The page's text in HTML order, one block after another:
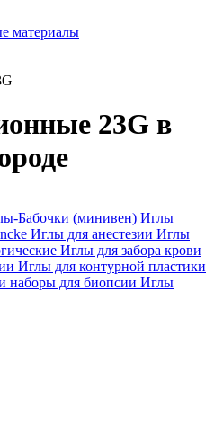
материалы
23G в
Бабочки (минивен) Иглы
Иглы для анестезии Иглы
Иглы для забора крови
Иглы для контурной пластики
наборы для биопсии Иглы